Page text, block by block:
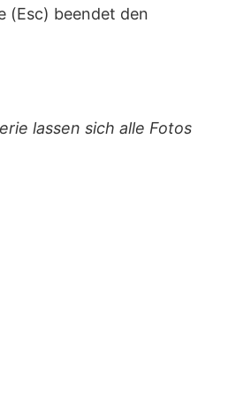
(Esc) beendet den
lassen sich alle Fotos